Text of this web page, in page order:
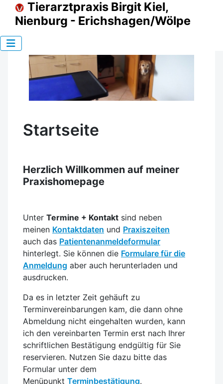
Tierarztpraxis Birgit Kiel,
Nienburg - Erichshagen/Wölpe
Startseite
Herzlich Willkommen auf meiner
Praxishomepage
Unter Termine + Kontakt sind neben
meinen Kontaktdaten und Praxiszeiten
auch das Patientenanmeldeformular
hinterlegt. Sie können die Formulare für die
Anmeldung aber auch herunterladen und
ausdrucken.
Da es in letzter Zeit gehäuft zu
Terminvereinbarungen kam, die dann ohne
Abmeldung nicht eingehalten wurden, kann
ich den vereinbarten Termin erst nach Ihrer
schriftlichen Bestätigung endgültig für Sie
reservieren. Nutzen Sie dazu bitte das
Formular unter dem
Menüpunkt Terminbestätigung.